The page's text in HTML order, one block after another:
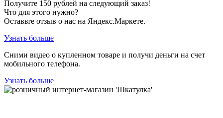
Получите 150 рублей на следующий заказ!
Что для этого нужно?
Оставьте отзыв о нас на Яндекс.Маркете.
Узнать больше
Сними видео о купленном товаре и получи деньги на счет
мобильного телефона.
Узнать больше